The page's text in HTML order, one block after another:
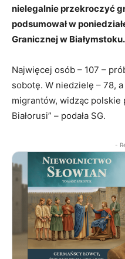
nielegalnie przekroczyć
podsumował w
Granicznej w Białymstoku.
Najwięcej osób – 107 –
sobotę. W niedzielę – 78,
migrantów, widząc polskie
Białorusi” – podała SG.
-